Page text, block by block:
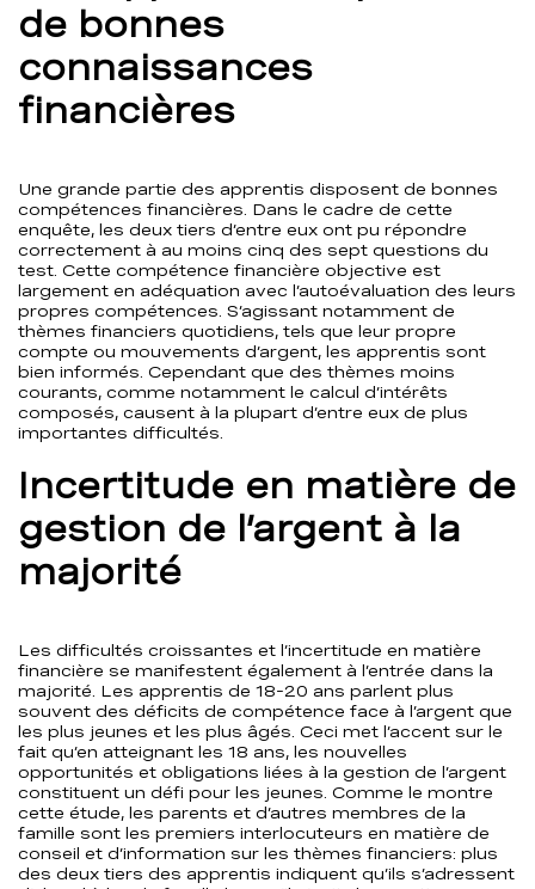
de bonnes
connaissances
financières
Une grande partie des apprentis disposent de bonnes
compétences financières. Dans le cadre de cette
enquête, les deux tiers d’entre eux ont pu répondre
correctement à au moins cinq des sept questions du
test. Cette compétence financière objective est
largement en adéquation avec l’autoévaluation des leurs
propres compétences. S’agissant notamment de
thèmes financiers quotidiens, tels que leur propre
compte ou mouvements d’argent, les apprentis sont
bien informés. Cependant que des thèmes moins
courants, comme notamment le calcul d’intérêts
composés, causent à la plupart d’entre eux de plus
importantes difficultés.
Incertitude en matière de
gestion de l’argent à la
majorité
Les difficultés croissantes et l’incertitude en matière
financière se manifestent également à l’entrée dans la
majorité. Les apprentis de 18-20 ans parlent plus
souvent des déficits de compétence face à l’argent que
les plus jeunes et les plus âgés. Ceci met l’accent sur le
fait qu’en atteignant les 18 ans, les nouvelles
opportunités et obligations liées à la gestion de l’argent
constituent un défi pour les jeunes. Comme le montre
cette étude, les parents et d’autres membres de la
famille sont les premiers interlocuteurs en matière de
conseil et d’information sur les thèmes financiers: plus
des deux tiers des apprentis indiquent qu’ils s’adressent